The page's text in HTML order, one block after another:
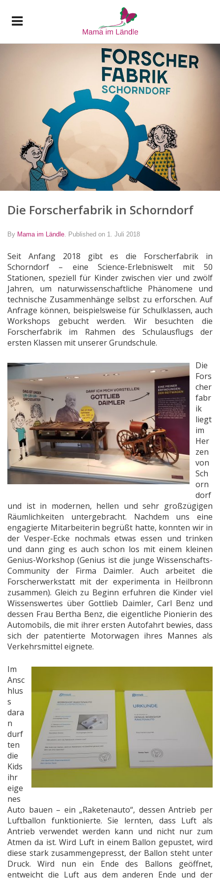
Die Forscherfabrik in Schorndorf
By Mama im Ländle Published on 1. Juli 2018
Seit Anfang 2018 gibt es die Forscherfabrik in
Schorndorf – eine Science-Erlebniswelt mit 50
Stationen, speziell für Kinder zwischen vier und zwölf
Jahren, um naturwissenschaftliche Phänomene und
technische Zusammenhänge selbst zu erforschen. Auf
Anfrage können, beispielsweise für Schulklassen, auch
Workshops gebucht werden. Wir besuchten die
Forscherfabrik im Rahmen des Schulausflugs der
ersten Klassen mit unserer Grundschule.
Die
Fors
cher
fabr
ik
liegt
im
Her
zen
von
Sch
orn
dorf
und ist in modernen, hellen und sehr großzügigen
Räumlichkeiten untergebracht. Nachdem uns eine
engagierte Mitarbeiterin begrüßt hatte, konnten wir in
der Vesper-Ecke nochmals etwas essen und trinken
und dann ging es auch schon los mit einem kleinen
Genius-Workshop (Genius ist die junge Wissenschafts-
Community der Firma Daimler. Auch arbeitet die
Forscherwerkstatt mit der experimenta in Heilbronn
zusammen). Gleich zu Beginn erfuhren die Kinder viel
Wissenswertes über Gottlieb Daimler, Carl Benz und
dessen Frau Bertha Benz, die eigentliche Pionierin des
Automobils, die mit ihrer ersten Autofahrt bewies, dass
sich der patentierte Motorwagen ihres Mannes als
Verkehrsmittel eignete.
Im
Ansc
hlus
s
dara
n
durf
ten
die
Kids
ihr
eige
nes
Auto bauen – ein „Raketenauto“, dessen Antrieb per
Luftballon funktionierte. Sie lernten, dass Luft als
Antrieb verwendet werden kann und nicht nur zum
Atmen da ist. Wird Luft in einem Ballon gepustet, wird
diese stark zusammengepresst, der Ballon steht unter
Druck. Wird nun ein Ende des Ballons geöffnet,
entweicht die Luft aus dem anderen Ende und der